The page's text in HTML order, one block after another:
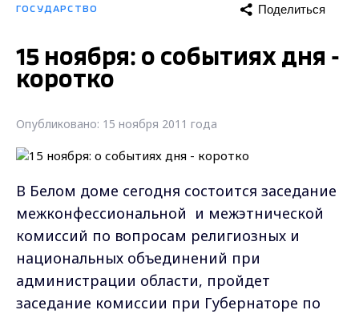
ГОСУДАРСТВО Поделиться
15 ноября: о событиях дня -
коротко
Опубликовано: 15 ноября 2011 года
В Белом доме сегодня состоится заседание
межконфессиональной и межэтнической
комиссий по вопросам религиозных и
национальных объединений при
администрации области, пройдет
заседание комиссии при Губернаторе по